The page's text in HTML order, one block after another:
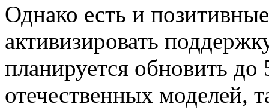
Однако есть и
активизировать
планируется обновить до
отечественных моделей,